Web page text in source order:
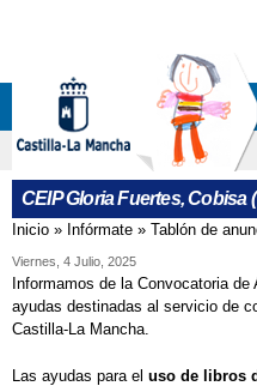
CEIP Gloria Fuertes, Cobisa
Se encuentra
Inicio » Infórmate » Tablón de
Viernes, 4 Julio, 2025
Informamos de la Convocatoria
ayudas destinadas al servicio de
Castilla-La Mancha.
Las ayudas para el uso de libros